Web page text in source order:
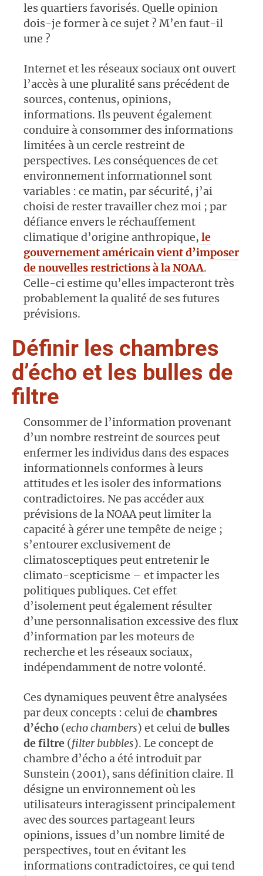
les quartiers favorisés. Quelle opinion
dois-je former à ce sujet ? M’en faut-il
une ?
Internet et les réseaux sociaux ont ouvert
l’accès à une pluralité sans précédent de
sources, contenus, opinions,
informations. Ils peuvent également
conduire à consommer des informations
limitées à un cercle restreint de
perspectives. Les conséquences de cet
environnement informationnel sont
variables : ce matin, par sécurité, j’ai
choisi de rester travailler chez moi ; par
défiance envers le réchauffement
climatique d’origine anthropique, le
gouvernement américain vient d’imposer
de nouvelles restrictions à la NOAA.
Celle-ci estime qu’elles impacteront très
probablement la qualité de ses futures
prévisions.
Définir les chambres
d’écho et les bulles de
filtre
Consommer de l’information provenant
d’un nombre restreint de sources peut
enfermer les individus dans des espaces
informationnels conformes à leurs
attitudes et les isoler des informations
contradictoires. Ne pas accéder aux
prévisions de la NOAA peut limiter la
capacité à gérer une tempête de neige ;
s’entourer exclusivement de
climatosceptiques peut entretenir le
climato-scepticisme – et impacter les
politiques publiques. Cet effet
d’isolement peut également résulter
d’une personnalisation excessive des flux
d’information par les moteurs de
recherche et les réseaux sociaux,
indépendamment de notre volonté.
Ces dynamiques peuvent être analysées
par deux concepts : celui de chambres
d’écho (echo chambers) et celui de bulles
de filtre (filter bubbles). Le concept de
chambre d’écho a été introduit par
Sunstein (2001), sans définition claire. Il
désigne un environnement où les
utilisateurs interagissent principalement
avec des sources partageant leurs
opinions, issues d’un nombre limité de
perspectives, tout en évitant les
informations contradictoires, ce qui tend